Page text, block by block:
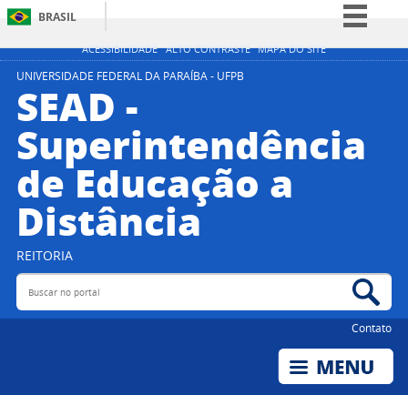
ACESSIBILIDADE ALTO CONTRASTE MAPA DO SITE
BRASIL
Simplifique!
Acesso à informação
Legislação
Canais
UNIVERSIDADE FEDERAL DA PARAÍBA - UFPB
SEAD -
Superintendência
de Educação a
Distância
REITORIA
Buscar no portal
Contato